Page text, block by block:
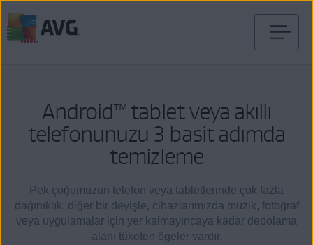
Android™ tablet veya akıllı
telefonunuzu 3 basit adımda
temizleme
Pek çoğumuzun telefon veya tabletlerinde çok fazla
dağınıklık, diğer bir deyişle, cihazlarımızda müzik, fotoğraf
veya uygulamalar için yer kalmayıncaya kadar depolama
alanı tüketen ögeler vardır.